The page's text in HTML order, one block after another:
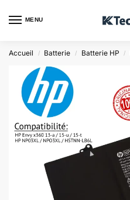
MENU
Accueil / Batterie / Batterie HP /